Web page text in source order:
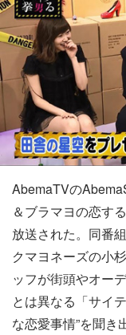
AbemaTVの
＆ブラマヨの恋す
放送された。同番
クマヨネーズの小
ッフが街頭やオー
とは異なる「サイ
な恋愛事情”を聞き